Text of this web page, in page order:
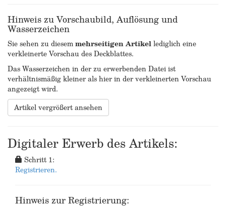
Hinweis zu Vorschaubild, Auflösung und
Wasserzeichen
Sie sehen zu diesemmehrseitigen Artikellediglich eine
verkleinerte Vorschau des Deckblattes.
Das Wasserzeichen in der zu erwerbenden Datei ist
verhältnismäßig kleiner als hier in der verkleinerten Vorschau
angezeigt wird.
Artikel vergrößert ansehen
Digitaler Erwerb des Artikels:
Schritt 1:
Registrieren.
Hinweis zur Registrierung: